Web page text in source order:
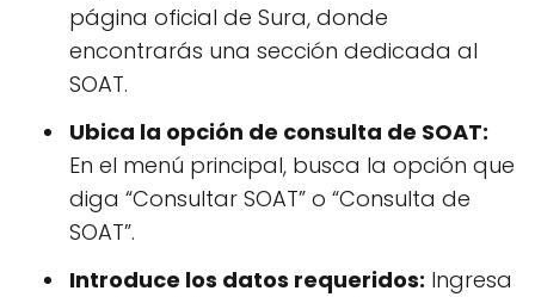
página oficial de Sura, donde
encontrarás una sección dedicada al
SOAT.
Ubica la opción de consulta de SOAT:
En el menú principal, busca la opción que
diga “Consultar SOAT” o “Consulta de
SOAT”.
Introduce los datos requeridos: Ingresa